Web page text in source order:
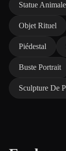
Statue Animale
Objet Rituel
Piédestal
Buste Portrait
Sculpture De